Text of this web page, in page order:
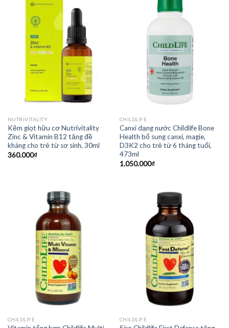
NUTRIVITALITY
Kẽm giọt hữu cơ Nutrivitality
Zinc & Vitamin B12 tăng đề
kháng cho trẻ từ sơ sinh, 30ml
360.000₫
CHILDLIFE
Canxi dạng nước Childlife Bone
Health bổ sung canxi, magie,
D3K2 cho trẻ từ 6 tháng tuổi,
473ml
1.050.000₫
CHILDLIFE CHILDLIFE